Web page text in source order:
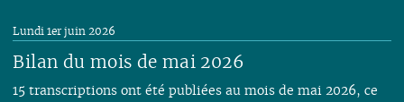
Bilan du mois de mai 2026
Lundi 1er juin 2026
15 transcriptions ont été publiées au mois de mai 2026, ce